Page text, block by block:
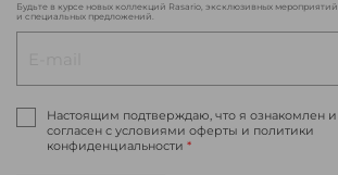
Будьте в курсе новых коллекций Rasario, эксклюзивных мероприятий
и специальных предложений.
Настоящим подтверждаю, что я ознакомлен и
согласен с условиями оферты и политики
конфиденциальности *